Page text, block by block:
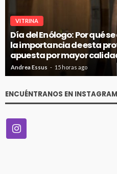
VITRINA
Día del Enólogo: Por qué
la importancia de esta
apuesta por mayor
Andrea Essus 15 horas ago
ENCUÉNTRANOS EN INSTAGRAM